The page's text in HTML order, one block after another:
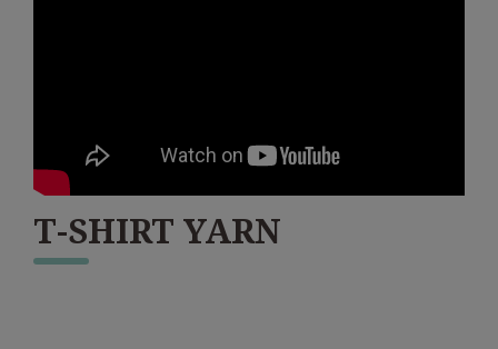
T-SHIRT YARN